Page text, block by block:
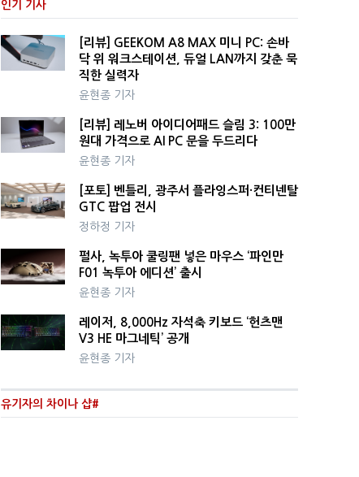
인기 기사
[리뷰] GEEKOM A8 MAX 미니 PC: 손바
닥 위 워크스테이션, 듀얼 LAN까지 갖춘 묵
직한 실력자
윤현종 기자
[리뷰] 레노버 아이디어패드 슬림 3: 100만
원대 가격으로 AI PC 문을 두드리다
윤현종 기자
[포토] 벤틀리, 광주서 플라잉스퍼·컨티넨탈
GTC 팝업 전시
정하정 기자
펄사, 녹투아 쿨링팬 넣은 마우스 ‘파인만
F01 녹투아 에디션’ 출시
윤현종 기자
레이저, 8,000Hz 자석축 키보드 ‘헌츠맨
V3 HE 마그네틱’ 공개
윤현종 기자
유기자의 차이나 샵#